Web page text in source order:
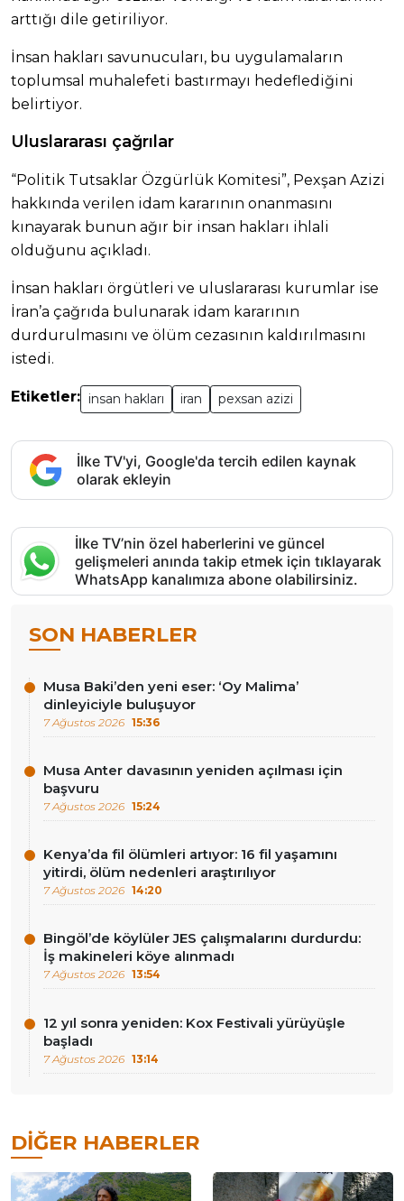
arttığı dile getiriliyor.
İnsan hakları savunucuları, bu uygulamaların
toplumsal muhalefeti bastırmayı hedeflediğini
belirtiyor.
Uluslararası çağrılar
“Politik Tutsaklar Özgürlük Komitesi”, Pexşan Azizi
hakkında verilen idam kararının onanmasını
kınayarak bunun ağır bir insan hakları ihlali
olduğunu açıkladı.
İnsan hakları örgütleri ve uluslararası kurumlar ise
İran’a çağrıda bulunarak idam kararının
durdurulmasını ve ölüm cezasının kaldırılmasını
istedi.
Etiketler: insan hakları iran pexsan azizi
İlke TV'yi, Google'da tercih edilen kaynak
olarak ekleyin
İlke TV’nin özel haberlerini ve güncel
gelişmeleri anında takip etmek için tıklayarak
WhatsApp kanalımıza abone olabilirsiniz.
SON HABERLER
Musa Baki’den yeni eser: ‘Oy Malima’
dinleyiciyle buluşuyor
7 Ağustos 2026 15:36
Musa Anter davasının yeniden açılması için
başvuru
7 Ağustos 2026 15:24
Kenya’da fil ölümleri artıyor: 16 fil yaşamını
yitirdi, ölüm nedenleri araştırılıyor
7 Ağustos 2026 14:20
Bingöl’de köylüler JES çalışmalarını durdurdu:
İş makineleri köye alınmadı
7 Ağustos 2026 13:54
12 yıl sonra yeniden: Kox Festivali yürüyüşle
başladı
7 Ağustos 2026 13:14
DIĞER HABERLER